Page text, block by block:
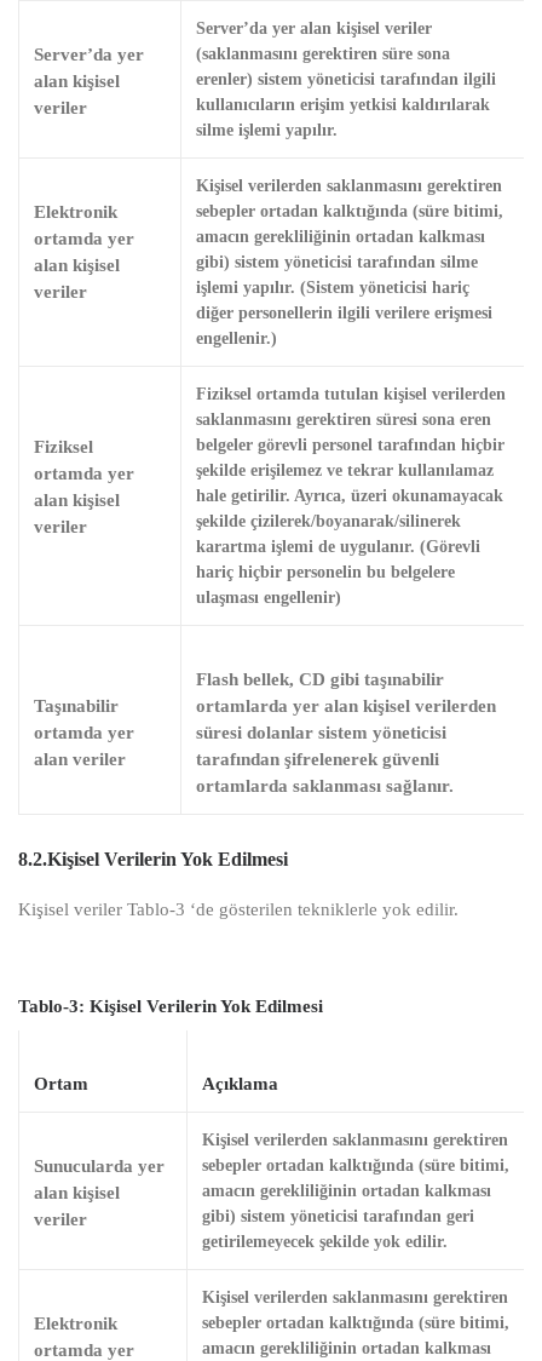
Server’da yer
alan kişisel
veriler
Server’da yer alan kişisel veriler
(saklanmasını gerektiren süre sona
erenler) sistem yöneticisi tarafından ilgili
kullanıcıların erişim yetkisi kaldırılarak
silme işlemi yapılır.
Elektronik
ortamda yer
alan kişisel
veriler
Kişisel verilerden saklanmasını gerektiren
sebepler ortadan kalktığında (süre bitimi,
amacın gerekliliğinin ortadan kalkması
gibi) sistem yöneticisi tarafından silme
işlemi yapılır. (Sistem yöneticisi hariç
diğer personellerin ilgili verilere erişmesi
engellenir.)
Fiziksel
ortamda yer
alan kişisel
veriler
Fiziksel ortamda tutulan kişisel verilerden
saklanmasını gerektiren süresi sona eren
belgeler görevli personel tarafından hiçbir
şekilde erişilemez ve tekrar kullanılamaz
hale getirilir. Ayrıca, üzeri okunamayacak
şekilde çizilerek/boyanarak/silinerek
karartma işlemi de uygulanır. (Görevli
hariç hiçbir personelin bu belgelere
ulaşması engellenir)
Taşınabilir
ortamda yer
alan veriler
Flash bellek, CD gibi taşınabilir
ortamlarda yer alan kişisel verilerden
süresi dolanlar sistem yöneticisi
tarafından şifrelenerek güvenli
ortamlarda saklanması sağlanır.
8.2.Kişisel Verilerin Yok Edilmesi
Kişisel veriler Tablo-3 ‘de gösterilen tekniklerle yok edilir.
Tablo-3: Kişisel Verilerin Yok Edilmesi
Ortam Açıklama
Sunucularda yer
alan kişisel
veriler
Kişisel verilerden saklanmasını gerektiren
sebepler ortadan kalktığında (süre bitimi,
amacın gerekliliğinin ortadan kalkması
gibi) sistem yöneticisi tarafından geri
getirilemeyecek şekilde yok edilir.
Elektronik
ortamda yer
Kişisel verilerden saklanmasını gerektiren
sebepler ortadan kalktığında (süre bitimi,
amacın gerekliliğinin ortadan kalkması